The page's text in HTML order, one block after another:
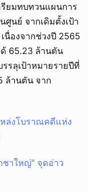
ยมทบทวนแผนการ
ศูนย์ จากเดิมตั้งเป้า
นื่องจากช่วงปี 2565
65.23 ล้านตัน
รลุเป้าหมายรายปีที่
ล้านตัน จาก
ล่งโบราณคดีแห่ง
ชาใหญ่" จุดอ่าว